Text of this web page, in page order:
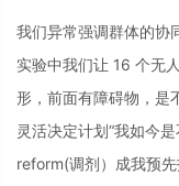
我们异常强调群体的协
实验中我们让 16 个无
形，前面有障碍物，是
灵活决定计划“我如今
reform(调剂）成我预